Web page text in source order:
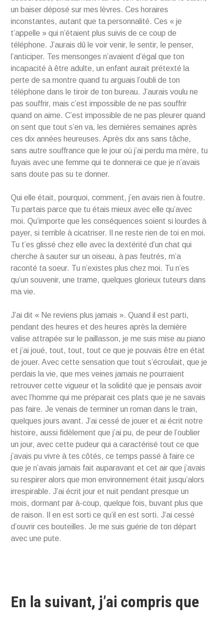
un baiser déposé sur mes lèvres. Ces horaires
inconstantes, autant que ta personnalité. Ces « je
t’appelle » qui n’étaient plus suivis de ce coup de
téléphone. J’aurais dû le voir venir, le sentir, le penser,
l’anticiper. Tes mensonges n’avaient d’égal que ton
incapacité à être adulte, un enfant aurait prétexté la
perte de sa montre quand tu arguais l’oubli de ton
téléphone dans le tiroir de ton bureau. J’aurais voulu ne
pas souffrir, mais c’est impossible de ne pas souffrir
quand on aime. C’est impossible de ne pas pleurer quand
on sent que tout s’en va, les dernières semaines après
ces dix années heureuses. Après dix ans sans tâche,
sans autre souffrance que le jour où j’ai perdu ma mère, tu
fuyais avec une femme qui te donnerai ce que je n’avais
sans doute pas su te donner.
Qui elle était, pourquoi, comment, j’en avais rien à foutre.
Tu partais parce que tu étais mieux avec elle qu’avec
moi. Qu’importe que les conséquences soient si lourdes à
payer, si terrible à cicatriser. Il ne reste rien de toi en moi.
Tu t’es glissé chez elle avec la dextérité d’un chat qui
cherche à sauter sur un oiseau, à pas feutrés, m’a
raconté ta soeur. Tu n’existes plus chez moi. Tu n’es
qu’un souvenir, une trame, quelques glorieux tuteurs dans
ma vie.
J’ai dit « Ne reviens plus jamais ». Quand il est parti,
pendant des heures et des heures après la dernière
valise attrapée sur le paillasson, je me suis mise au piano
et j’ai joué, tout, tout, tout ce que je pouvais être en état
de jouer. Avec cette sensation que tout s’écroulait, que je
perdais la vie, que mes veines jamais ne pourraient
retrouver cette vigueur et la solidité que je pensais avoir
avec l’homme qui me préparait ces plats que je ne savais
pas faire. Je venais de terminer un roman dans le train,
quelques jours avant. J’ai cessé de jouer et ai écrit notre
histoire, aussi fidèlement que j’ai pu, de peur de l’oublier
un jour, avec cette pudeur qui a caractérisé tout ce que
j’avais pu vivre à tes côtés, ce temps passé à faire ce
que je n’avais jamais fait auparavant et cet air que j’avais
su respirer alors que mon environnement était jusqu’alors
irrespirable. J’ai écrit jour et nuit pendant presque un
mois, dormant par à-coup, quelque fois, buvant plus que
de raison. Il en est sorti ce qu’il en est sorti. J’ai cessé
d’ouvrir ces bouteilles. Je me suis guérie de ton départ
avec une pute.
En la suivant, j’ai compris que